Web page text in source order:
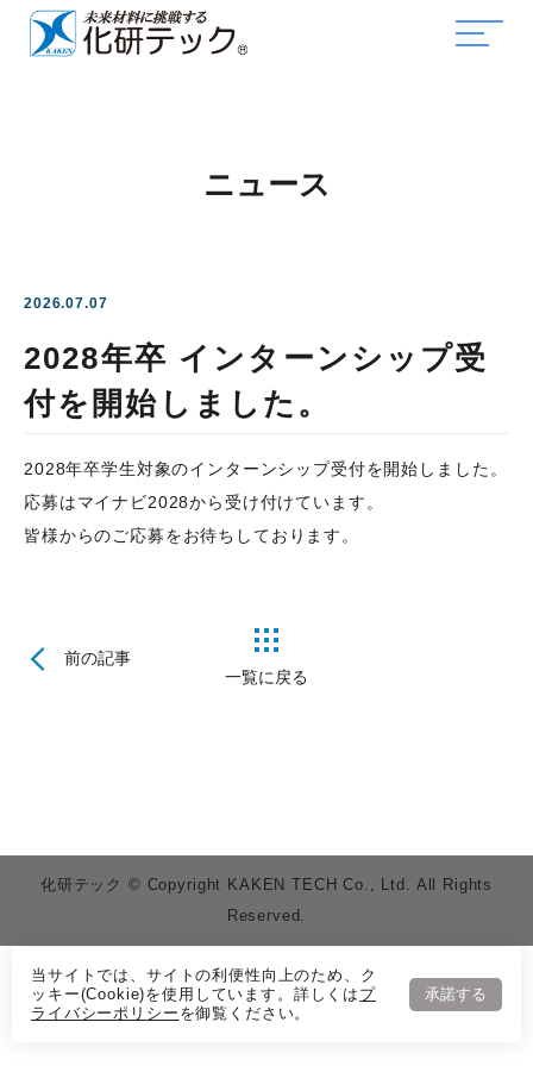
ニュース
2026.07.07
2028年卒 インターンシップ受
付を開始しました。
2028年卒学生対象のインターンシップ受付を開始しました。
応募はマイナビ2028から受け付けています。
皆様からのご応募をお待ちしております。
前の記事
一覧に戻る
当サイトでは、サイトの利便性向上のため、ク
ッキー(Cookie)を使用しています。詳しくは プ
ライバシーポリシー を御覧ください。
承諾する
化研テック © Copyright KAKEN TECH Co., Ltd. All Rights
Reserved.